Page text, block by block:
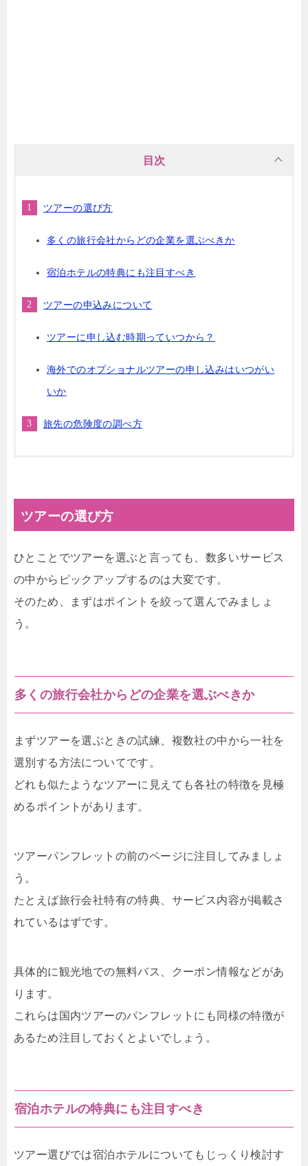
目次
ツアーの選び方
多くの旅行会社からどの企業を選ぶべきか
宿泊ホテルの特典にも注目すべき
ツアーの申込みについて
ツアーに申し込む時期っていつから？
海外でのオプショナルツアーの申し込みはいつがい
いか
旅先の危険度の調べ方
ツアーの選び方
ひとことでツアーを選ぶと言っても、数多いサービス
の中からピックアップするのは大変です。
そのため、まずはポイントを絞って選んでみましょ
う。
多くの旅行会社からどの企業を選ぶべきか
まずツアーを選ぶときの試練、複数社の中から一社を
選別する方法についてです。
どれも似たようなツアーに見えても各社の特徴を見極
めるポイントがあります。
ツアーパンフレットの前のページに注目してみましょ
う。
たとえば旅行会社特有の特典、サービス内容が掲載さ
れているはずです。
具体的に観光地での無料バス、クーポン情報などがあ
ります。
これらは国内ツアーのパンフレットにも同様の特徴が
あるため注目しておくとよいでしょう。
宿泊ホテルの特典にも注目すべき
ツアー選びでは宿泊ホテルについてもじっくり検討す